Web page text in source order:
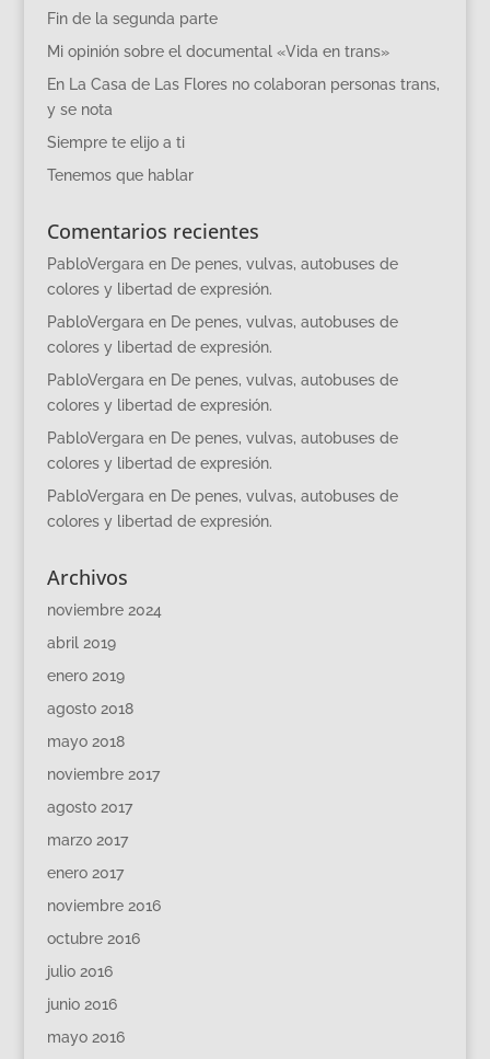
Fin de la segunda parte
Mi opinión sobre el documental «Vida en trans»
En La Casa de Las Flores no colaboran personas trans,
y se nota
Siempre te elijo a ti
Tenemos que hablar
Comentarios recientes
PabloVergara en De penes, vulvas, autobuses de
colores y libertad de expresión.
PabloVergara en De penes, vulvas, autobuses de
colores y libertad de expresión.
PabloVergara en De penes, vulvas, autobuses de
colores y libertad de expresión.
PabloVergara en De penes, vulvas, autobuses de
colores y libertad de expresión.
PabloVergara en De penes, vulvas, autobuses de
colores y libertad de expresión.
Archivos
noviembre 2024
abril 2019
enero 2019
agosto 2018
mayo 2018
noviembre 2017
agosto 2017
marzo 2017
enero 2017
noviembre 2016
octubre 2016
julio 2016
junio 2016
mayo 2016